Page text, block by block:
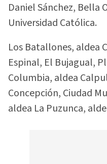
Daniel Sánchez, Bella
Universidad Católica.
Los Batallones, aldea
Espinal, El Bujagual,
Columbia, aldea
Concepción, Ciudad
aldea La Puzunca,